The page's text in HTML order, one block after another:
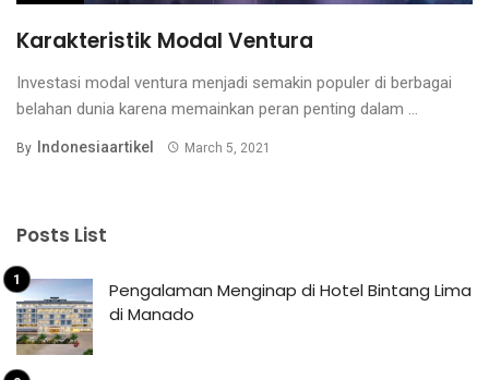
Karakteristik Modal Ventura
Investasi modal ventura menjadi semakin populer di berbagai
belahan dunia karena memainkan peran penting dalam ...
By Indonesiaartikel March 5, 2021
Posts List
Pengalaman Menginap di Hotel Bintang Lima
di Manado